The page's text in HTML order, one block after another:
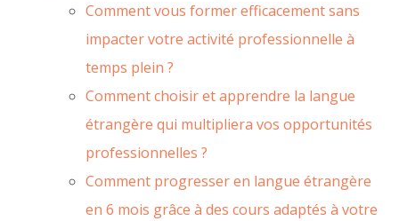
Comment vous former efficacement sans
impacter votre activité professionnelle à
temps plein ?
Comment choisir et apprendre la langue
étrangère qui multipliera vos opportunités
professionnelles ?
Comment progresser en langue étrangère
en 6 mois grâce à des cours adaptés à votre